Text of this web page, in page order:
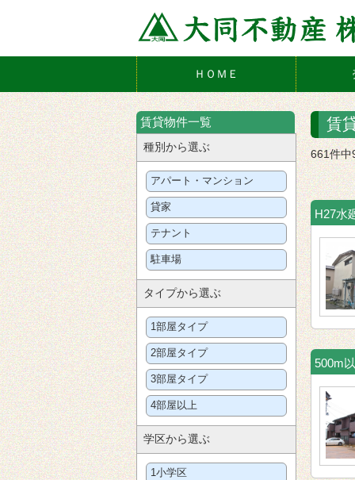
ＨＯＭＥ
賃
661件中
H27水
500m
賃貸物件一覧
種別から選ぶ
アパート・マンション
貸家
テナント
駐車場
タイプから選ぶ
1部屋タイプ
2部屋タイプ
3部屋タイプ
4部屋以上
学区から選ぶ
1小学区